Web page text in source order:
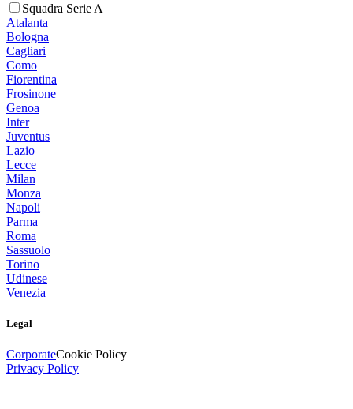
Squadra Serie A
Atalanta
Bologna
Cagliari
Como
Fiorentina
Frosinone
Genoa
Inter
Juventus
Lazio
Lecce
Milan
Monza
Napoli
Parma
Roma
Sassuolo
Torino
Udinese
Venezia
Legal
CorporateCookie Policy
Privacy Policy